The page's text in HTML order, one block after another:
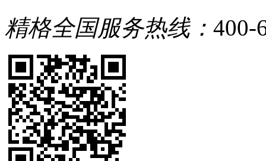
精格全国服务热线： 400-